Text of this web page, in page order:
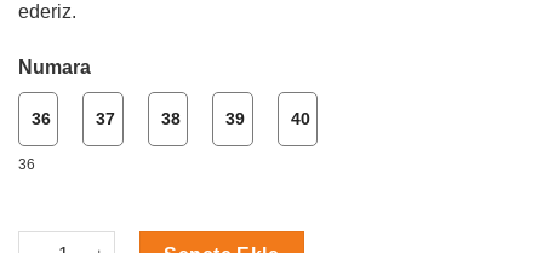
ederiz.
Numara
36
36
37 38 39 40
Özel Tasarım Bugs Bunny Temalı Sabo Terlik adet